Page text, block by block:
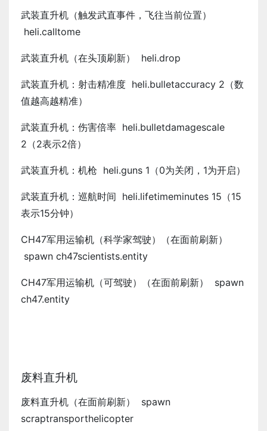
武装直升机（触发武直事件，飞往当前位置）
heli.calltome
武装直升机（在头顶刷新） heli.drop
武装直升机：射击精准度 heli.bulletaccuracy 2（数
值越高越精准）
武装直升机：伤害倍率 heli.bulletdamagescale
2（2表示2倍）
武装直升机：机枪 heli.guns 1（0为关闭，1为开启）
武装直升机：巡航时间 heli.lifetimeminutes 15（15
表示15分钟）
CH47军用运输机（科学家驾驶）（在面前刷新）
spawn ch47scientists.entity
CH47军用运输机（可驾驶）（在面前刷新） spawn
ch47.entity
废料直升机
废料直升机（在面前刷新） spawn
scraptransporthelicopter